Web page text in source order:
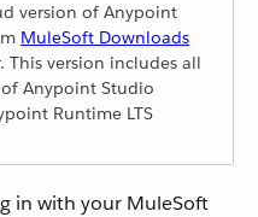
version of Anypoint
MuleSoft Downloads
This version includes all
Anypoint Studio
Runtime LTS
in with your MuleSoft